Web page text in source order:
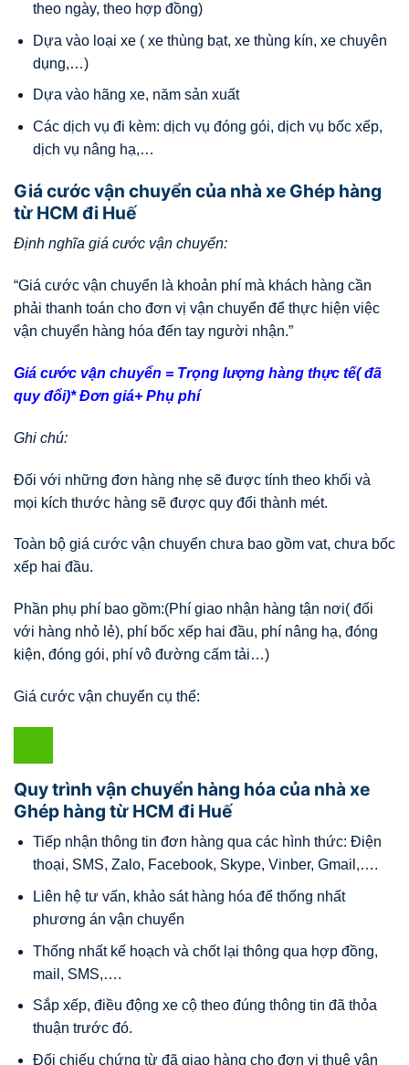
theo ngày, theo hợp đồng)
Dựa vào loại xe ( xe thùng bạt, xe thùng kín, xe chuyên
dụng,…)
Dựa vào hãng xe, năm sản xuất
Các dịch vụ đi kèm: dịch vụ đóng gói, dịch vụ bốc xếp,
dịch vụ nâng hạ,…
Giá cước vận chuyển của nhà xe Ghép hàng
từ HCM đi Huế
Định nghĩa giá cước vận chuyển:
“Giá cước vận chuyển là khoản phí mà khách hàng cần
phải thanh toán cho đơn vị vận chuyển để thực hiện việc
vận chuyển hàng hóa đến tay người nhận.”
Giá cước vận chuyển = Trọng lượng hàng thực tế( đã
quy đổi)* Đơn giá+ Phụ phí
Ghi chú:
Đối với những đơn hàng nhẹ sẽ được tính theo khối và
mọi kích thước hàng sẽ được quy đổi thành mét.
Toàn bộ giá cước vận chuyển chưa bao gồm vat, chưa bốc
xếp hai đầu.
Phần phụ phí bao gồm:(Phí giao nhận hàng tận nơi( đối
với hàng nhỏ lẻ), phí bốc xếp hai đầu, phí nâng hạ, đóng
kiện, đóng gói, phí vô đường cấm tải…)
Giá cước vận chuyển cụ thể:
Quy trình vận chuyển hàng hóa của nhà xe
Ghép hàng từ HCM đi Huế
Tiếp nhận thông tin đơn hàng qua các hình thức: Điện
thoại, SMS, Zalo, Facebook, Skype, Vinber, Gmail,….
Liên hệ tư vấn, khảo sát hàng hóa để thống nhất
phương án vận chuyển
Thống nhất kế hoạch và chốt lại thông qua hợp đồng,
mail, SMS,….
Sắp xếp, điều động xe cộ theo đúng thông tin đã thỏa
thuận trước đó.
Đối chiếu chứng từ đã giao hàng cho đơn vị thuê vận